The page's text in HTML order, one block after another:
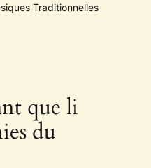
Traditionnelles
que li
du